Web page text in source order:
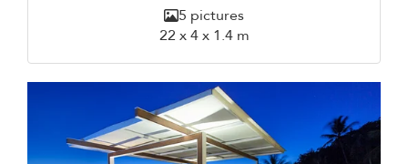
5 pictures
22 x 4 x 1.4 m